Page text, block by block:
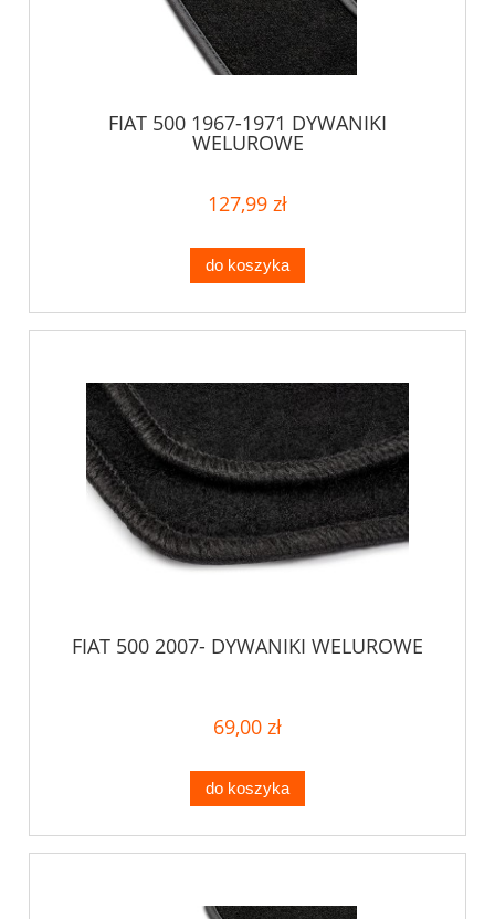
FIAT 500 1967-1971 DYWANIKI
WELUROWE
127,99 zł
do koszyka
FIAT 500 2007- DYWANIKI WELUROWE
69,00 zł
do koszyka